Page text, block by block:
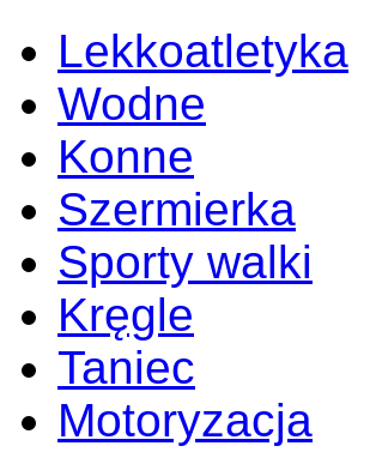
Lekkoatletyka
Wodne
Konne
Szermierka
Sporty walki
Kręgle
Taniec
Motoryzacja